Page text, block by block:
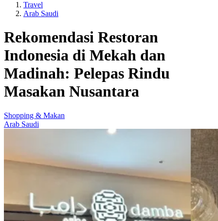
Travel
Arab Saudi
Rekomendasi Restoran
Indonesia di Mekah dan
Madinah: Pelepas Rindu
Masakan Nusantara
Shopping & Makan
Arab Saudi